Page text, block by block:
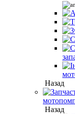
Назад
Назад